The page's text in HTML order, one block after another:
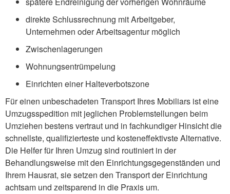
direkte Schlussrechnung mit Arbeitgeber,
Unternehmen oder Arbeitsagentur möglich
Zwischenlagerungen
Wohnungsentrümpelung
Einrichten einer Halteverbotszone
Für einen unbeschadeten Transport Ihres Mobiliars ist eine
Umzugsspedition mit jeglichen Problemstellungen beim
Umziehen bestens vertraut und in fachkundiger Hinsicht die
schnellste, qualifizierteste und kosteneffektivste Alternative.
Die Helfer für Ihren Umzug sind routiniert in der
Behandlungsweise mit den Einrichtungsgegenständen und
Ihrem Hausrat, sie setzen den Transport der Einrichtung
achtsam und zeitsparend in die Praxis um.